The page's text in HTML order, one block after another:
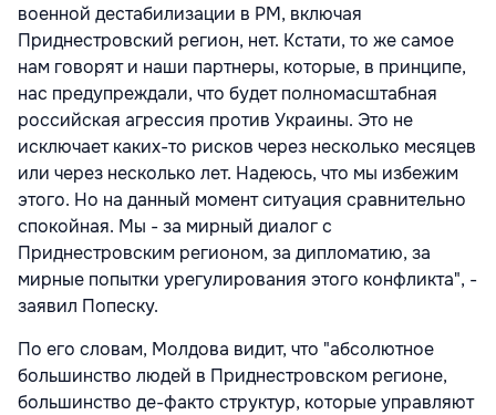
военной дестабилизации в РМ, включая
Приднестровский регион, нет. Кстати, то же самое
нам говорят и наши партнеры, которые, в принципе,
нас предупреждали, что будет полномасштабная
российская агрессия против Украины. Это не
исключает каких-то рисков через несколько месяцев
или через несколько лет. Надеюсь, что мы избежим
этого. Но на данный момент ситуация сравнительно
спокойная. Мы - за мирный диалог с
Приднестровским регионом, за дипломатию, за
мирные попытки урегулирования этого конфликта", -
заявил Попеску.
По его словам, Молдова видит, что "абсолютное
большинство людей в Приднестровском регионе,
большинство де-факто структур, которые управляют